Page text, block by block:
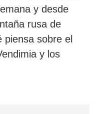
y desde
rusa de
sobre el
y los